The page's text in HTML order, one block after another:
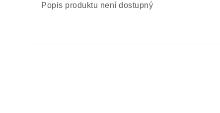
Popis produktu není dostupný